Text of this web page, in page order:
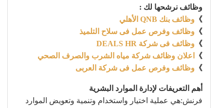
وظائف نرشحها لك :
》 وظائف بنك QNB الأهلي
》 وظائف وفرص عمل فى سلاح التلميذ
》 وظائف فى شركة DEALS HR
》
اعلان وظائف شركة مياه الشرب والصرف الصحي
》 وظائف وفرص عمل فى شركة العربى
أهم التعريفات لإدارة الموارد البشرية
فرنش:هي عملية اختيار واستخدام وتنمية وتعويض الموارد